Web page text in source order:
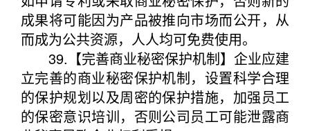
成果将可能因为产品被推向市场而公开，从
而成为公共资源，人人均可免费使用。
39.【完善商业秘密保护机制】企业应建
立完善的商业秘密保护机制，设置科学合理
的保护规划以及周密的保护措施，加强员工
的保密意识培训，否则公司员工可能泄露商